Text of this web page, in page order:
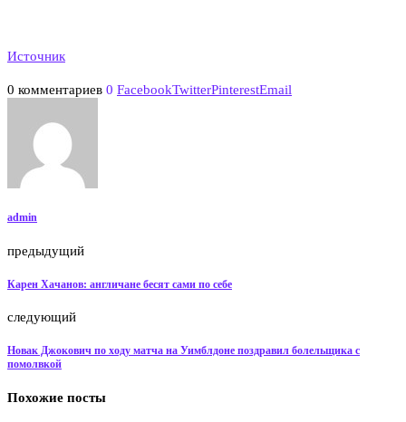
Источник
0 комментариев 0 FacebookTwitterPinterestEmail
admin
предыдущий
Карен Хачанов: англичане бесят сами по себе
следующий
Новак Джокович по ходу матча на Уимблдоне поздравил болельщика с
помолвкой
Похожие посты